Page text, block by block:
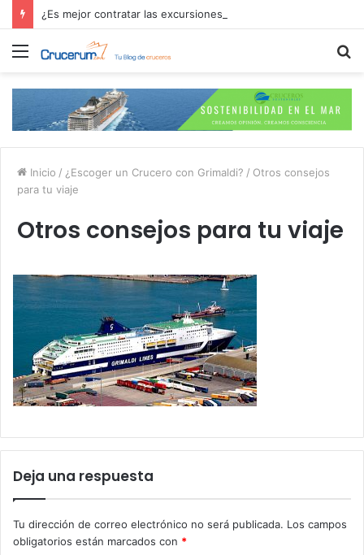
Menú
Inicio / ¿Escoger un Crucero con Grimaldi? / Otros consejos
para tu viaje
Otros consejos para tu viaje
Deja una respuesta
Tu dirección de correo electrónico no será publicada. Los campos
obligatorios están marcados con *